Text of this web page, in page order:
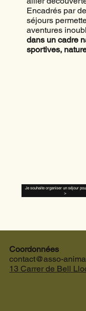
Encadrés par
séjours
aventures
dans un cadre
sportives,
Je souhaite organiser un séjour
>
Coordonnées
contact@asso-
13 Carrer de Bell